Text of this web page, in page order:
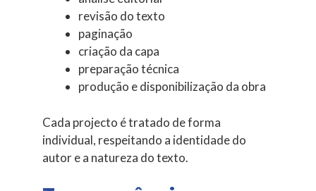
revisão do texto
paginação
criação da capa
preparação técnica
produção e disponibilização da obra
Cada projecto é tratado de forma
individual, respeitando a identidade do
autor e a natureza do texto.